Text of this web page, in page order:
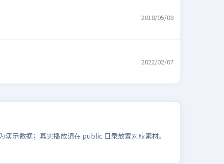
2018/05/08
2022/02/07
示数据；真实播放请在 public 目录放置对应素材。